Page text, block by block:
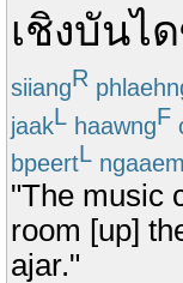
เชิงบันได
siiangR
jaakL haawngF
bpeertL
"The music
room [up]
ajar."